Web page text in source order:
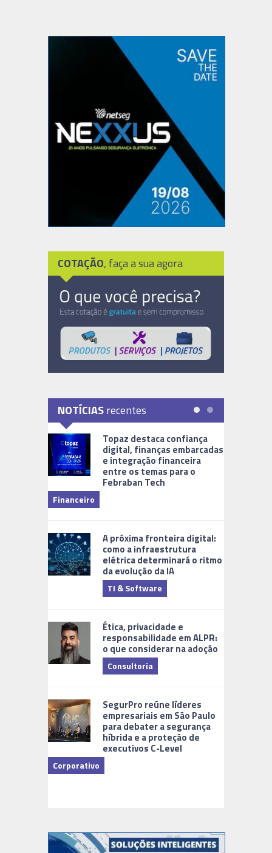
COTAÇÃO, faça a sua agora
NOTÍCIASrecentes
Topaz destaca confiança
digital, finanças embarcadas
e integração financeira
entre os temas para o
Febraban Tech
Financeiro
A próxima fronteira digital:
como a infraestrutura
elétrica determinará o ritmo
da evolução da IA
TI & Software
Ética, privacidade e
responsabilidade em ALPR:
o que considerar na adoção
Consultoria
SegurPro reúne líderes
empresariais em São Paulo
para debater a segurança
híbrida e a proteção de
executivos C-Level
Corporativo